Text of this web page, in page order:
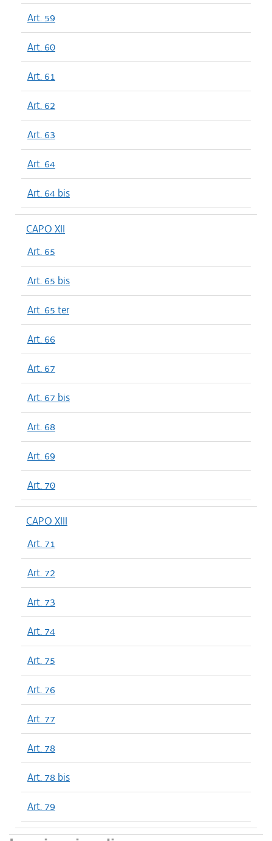
Art. 59
Art. 60
Art. 61
Art. 62
Art. 63
Art. 64
Art. 64 bis
CAPO XII
Art. 65
Art. 65 bis
Art. 65 ter
Art. 66
Art. 67
Art. 67 bis
Art. 68
Art. 69
Art. 70
CAPO XIII
Art. 71
Art. 72
Art. 73
Art. 74
Art. 75
Art. 76
Art. 77
Art. 78
Art. 78 bis
Art. 79